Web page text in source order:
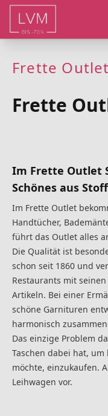
Frette
Frette
Im Frette Outlet
Schönes aus
Im Frette Outlet
Handtücher,
führt das Outlet alles
Die Qualität ist
schon seit 1860 und
Restaurants mit
Artikeln. Bei einer
schöne Garnituren
harmonisch
Das einzige Problem
Taschen dabei hat,
möchte, einzukaufen.
Leihwagen vor.